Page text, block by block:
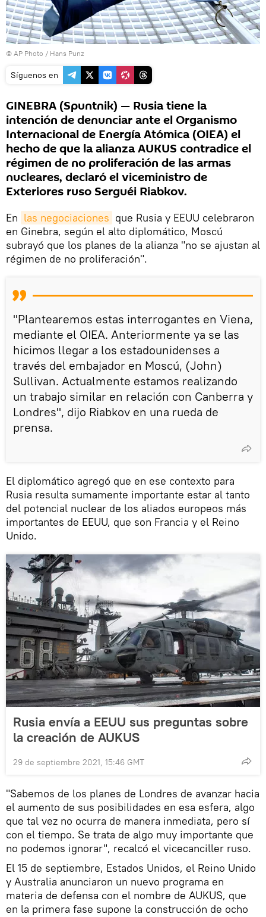
© AP Photo / Hans Punz
Síguenos en
GINEBRA (Spuntnik) — Rusia tiene la
intención de denunciar ante el Organismo
Internacional de Energía Atómica (OIEA) el
hecho de que la alianza AUKUS contradice el
régimen de no proliferación de las armas
nucleares, declaró el viceministro de
Exteriores ruso Serguéi Riabkov.
En las negociaciones que Rusia y EEUU celebraron
en Ginebra, según el alto diplomático, Moscú
subrayó que los planes de la alianza "no se ajustan al
régimen de no proliferación".
"Plantearemos estas interrogantes en Viena,
mediante el OIEA. Anteriormente ya se las
hicimos llegar a los estadounidenses a
través del embajador en Moscú, (John)
Sullivan. Actualmente estamos realizando
un trabajo similar en relación con Canberra y
Londres", dijo Riabkov en una rueda de
prensa.
El diplomático agregó que en ese contexto para
Rusia resulta sumamente importante estar al tanto
del potencial nuclear de los aliados europeos más
importantes de EEUU, que son Francia y el Reino
Unido.
Rusia envía a EEUU sus preguntas sobre
la creación de AUKUS
29 de septiembre 2021, 15:46 GMT
"Sabemos de los planes de Londres de avanzar hacia
el aumento de sus posibilidades en esa esfera, algo
que tal vez no ocurra de manera inmediata, pero sí
con el tiempo. Se trata de algo muy importante que
no podemos ignorar", recalcó el vicecanciller ruso.
El 15 de septiembre, Estados Unidos, el Reino Unido
y Australia anunciaron un nuevo programa en
materia de defensa con el nombre de AUKUS, que
en la primera fase supone la construcción de ocho